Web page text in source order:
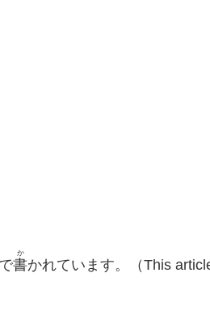
で書
か
かれています。（This